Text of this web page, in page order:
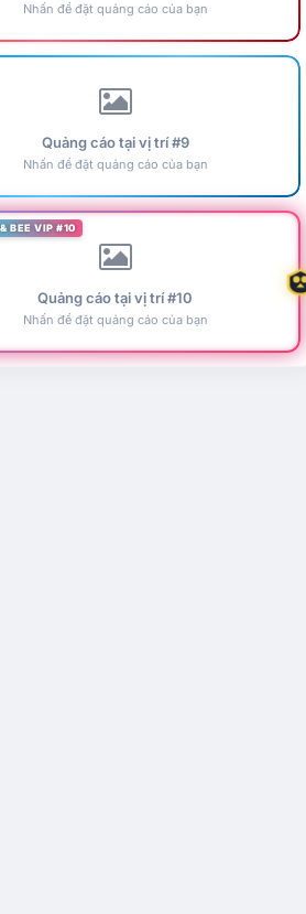
Nhấn để đặt quảng cáo của bạn
Quảng cáo tại vị trí #9
Nhấn để đặt quảng cáo của bạn
BEE VIP #10
Quảng cáo tại vị trí #10
Nhấn để đặt quảng cáo của bạn